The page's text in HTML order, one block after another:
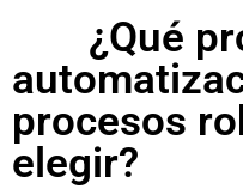
¿Qué
procesos
elegir?